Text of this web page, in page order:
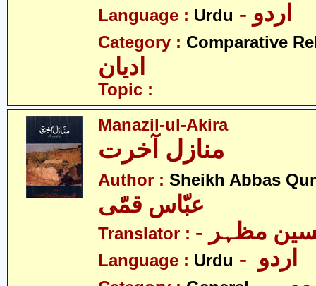
Language : Urdu - اردو
Category : Comparative
ادیان
Topic :
Manazil-ul-Akira
منازل آخرت
Author : Sheikh Abbas
عبّاس قمّی
Translator : حسین مظہر
Language : Urdu